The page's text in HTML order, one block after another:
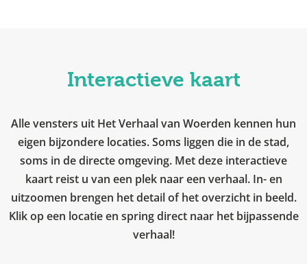
Interactieve kaart
Alle vensters uit Het Verhaal van Woerden kennen hun
eigen bijzondere locaties. Soms liggen die in de stad,
soms in de directe omgeving. Met deze interactieve
kaart reist u van een plek naar een verhaal. In- en
uitzoomen brengen het detail of het overzicht in beeld.
Klik op een locatie en spring direct naar het bijpassende
verhaal!